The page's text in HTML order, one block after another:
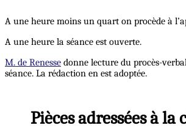
A une heure moins un quart on procède à
A une heure la séance est ouverte.
M. de Renesse donne lecture du procès-
séance. La rédaction en est adoptée.
Pièces adressées à la